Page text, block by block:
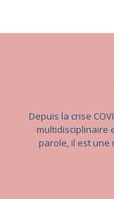
Depuis la crise
multidisciplinaire
parole, il est une